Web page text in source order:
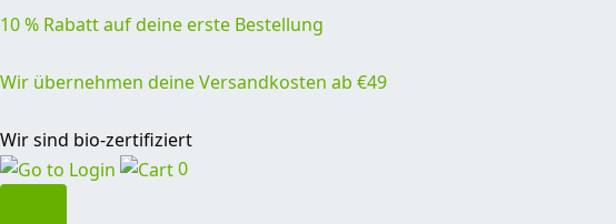
10 % Rabatt auf deine erste Bestellung
Wir übernehmen deine Versandkosten ab €49
Wir sind bio-zertifiziert
0